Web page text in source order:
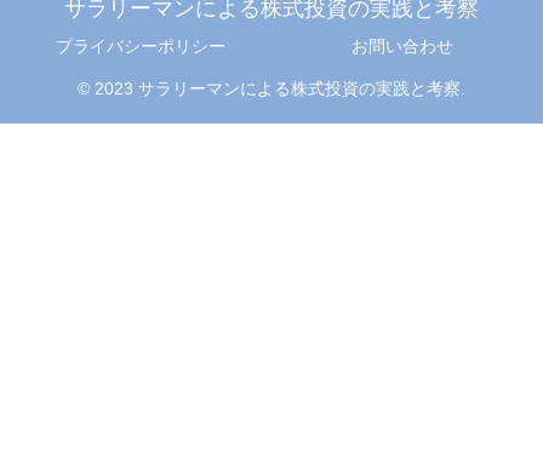
サラリーマンによる株式投資の実践と考察
プライバシーポリシー お問い合わせ
© 2023 サラリーマンによる株式投資の実践と考察.